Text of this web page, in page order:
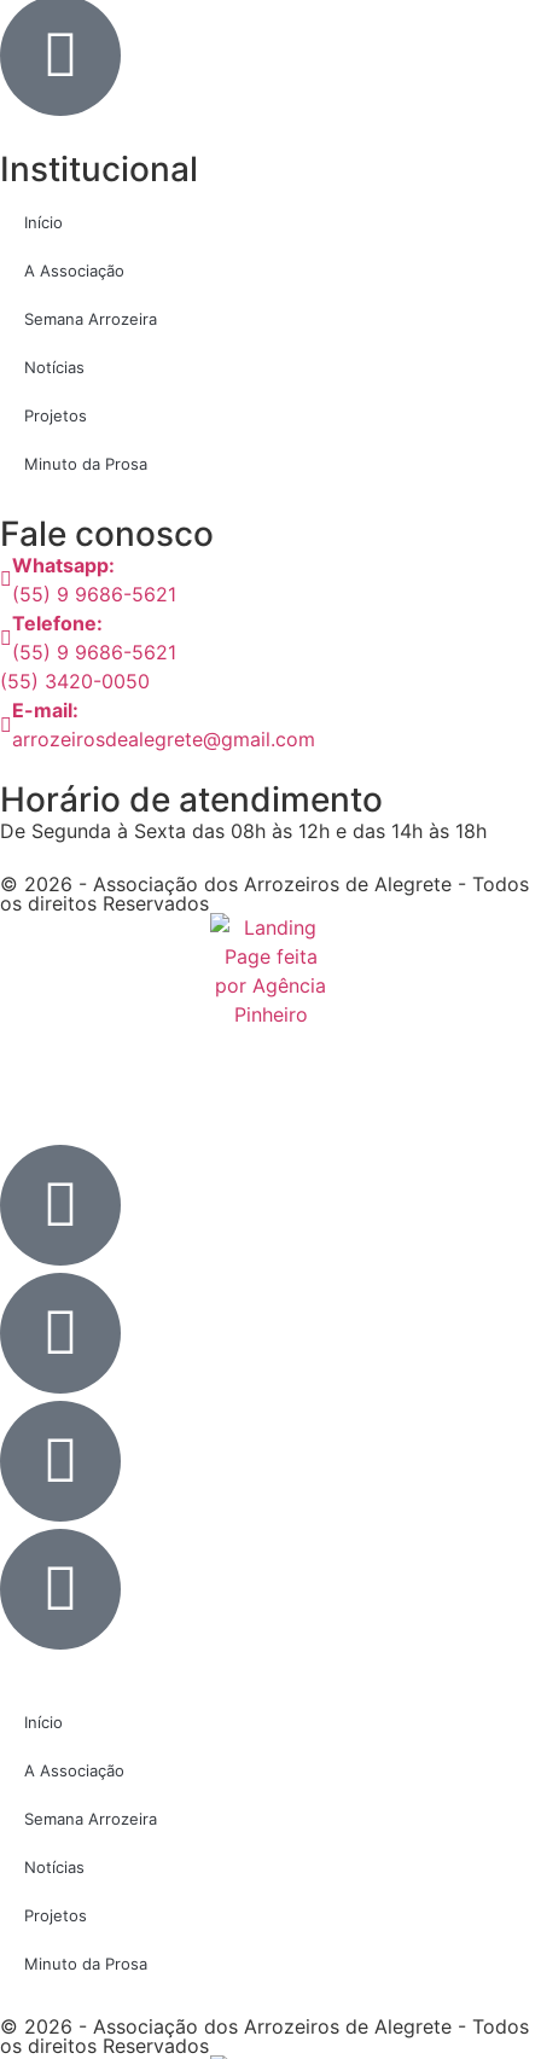
Institucional
Início
A Associação
Semana Arrozeira
Notícias
Projetos
Minuto da Prosa
Fale conosco
Whatsapp:
(55) 9 9686-5621
Telefone:
(55) 9 9686-5621
(55) 3420-0050
E-mail:
arrozeirosdealegrete@gmail.com
Horário de atendimento
De Segunda à Sexta das 08h às 12h e das 14h às 18h
© 2026 - Associação dos Arrozeiros de Alegrete - Todos
os direitos Reservados
Início
A Associação
Semana Arrozeira
Notícias
Projetos
Minuto da Prosa
© 2026 - Associação dos Arrozeiros de Alegrete - Todos
os direitos Reservados